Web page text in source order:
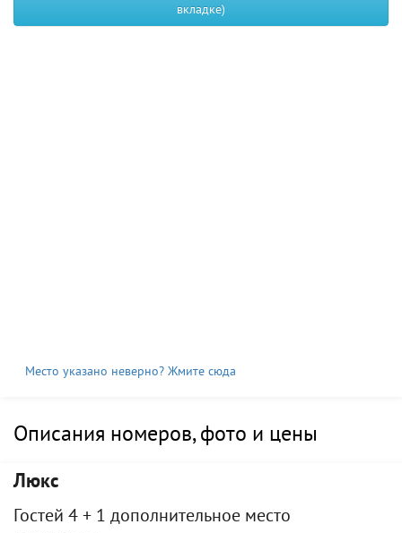
вкладке)
Место указано неверно? Жмите сюда
Описания номеров, фото и цены
Люкс
Гостей 4 + 1 дополнительное место